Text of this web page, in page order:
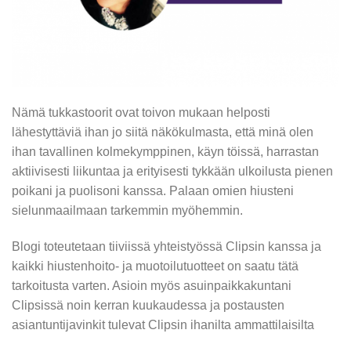
Nämä tukkastoorit ovat toivon mukaan helposti
lähestyttäviä ihan jo siitä näkökulmasta, että minä olen
ihan tavallinen kolmekymppinen, käyn töissä, harrastan
aktiivisesti liikuntaa ja erityisesti tykkään ulkoilusta pienen
poikani ja puolisoni kanssa. Palaan omien hiusteni
sielunmaailmaan tarkemmin myöhemmin.
Blogi toteutetaan tiiviissä yhteistyössä Clipsin kanssa ja
kaikki hiustenhoito- ja muotoilutuotteet on saatu tätä
tarkoitusta varten. Asioin myös asuinpaikkakuntani
Clipsissä noin kerran kuukaudessa ja postausten
asiantuntijavinkit tulevat Clipsin ihanilta ammattilaisilta